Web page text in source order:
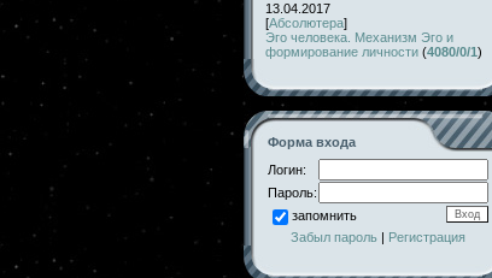
13.04.2017
[Абсолютера]
Эго человека. Механизм Эго и
формирование личности (4080/0/1)
Форма входа
Логин:
Пароль:
запомнить
Забыл пароль | Регистрация